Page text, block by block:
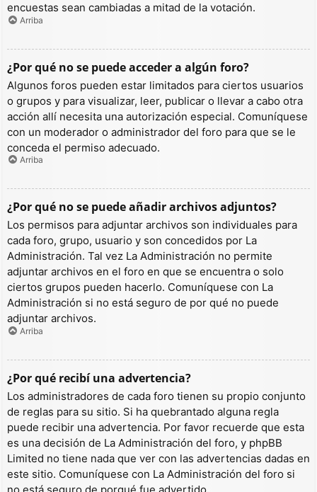
encuestas sean cambiadas a mitad de la votación.
Arriba
¿Por qué no se puede acceder a algún foro?
Algunos foros pueden estar limitados para ciertos usuarios
o grupos y para visualizar, leer, publicar o llevar a cabo otra
acción allí necesita una autorización especial. Comuníquese
con un moderador o administrador del foro para que se le
conceda el permiso adecuado.
Arriba
¿Por qué no se puede añadir archivos adjuntos?
Los permisos para adjuntar archivos son individuales para
cada foro, grupo, usuario y son concedidos por La
Administración. Tal vez La Administración no permite
adjuntar archivos en el foro en que se encuentra o solo
ciertos grupos pueden hacerlo. Comuníquese con La
Administración si no está seguro de por qué no puede
adjuntar archivos.
Arriba
¿Por qué recibí una advertencia?
Los administradores de cada foro tienen su propio conjunto
de reglas para su sitio. Si ha quebrantado alguna regla
puede recibir una advertencia. Por favor recuerde que esta
es una decisión de La Administración del foro, y phpBB
Limited no tiene nada que ver con las advertencias dadas en
este sitio. Comuníquese con La Administración del foro si
no está seguro de porqué fue advertido.